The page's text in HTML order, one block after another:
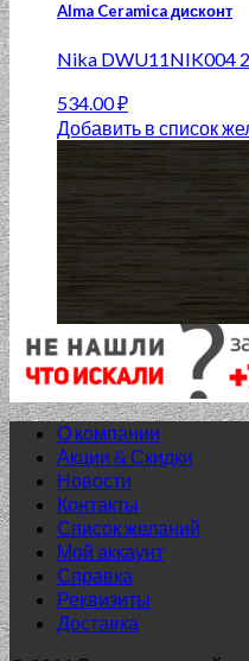
Alma Ceramica дисконт
Nika DWU11NIK004
534.00₽
Добавить в список
О компании
Акции & Скидки
Новости
Контакты
Список желаний
Мой аккаунт
Справка
Реквизиты
Доставка